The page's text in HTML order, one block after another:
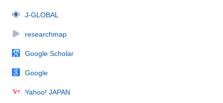
J-GLOBAL
researchmap
Google Scholar
Google
Yahoo! JAPAN